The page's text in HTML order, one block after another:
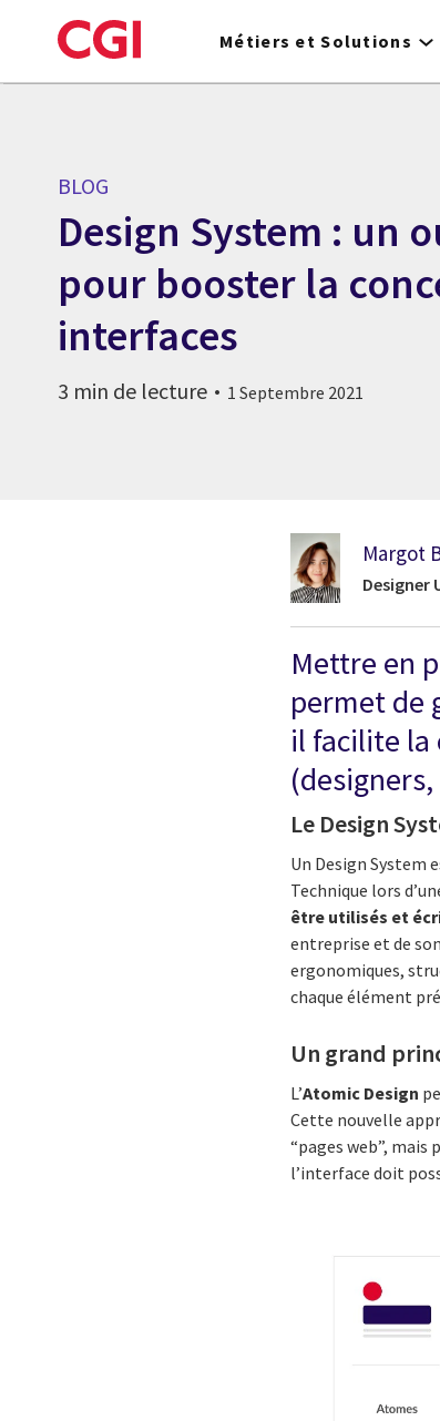
to
Métiers et Solutions
BLOG
Design System : un
pour booster la
interfaces
3 min de lecture 1 Septembre 2021
Margot
Designer
Mettre en
permet de
il facilite la
Le Design
Un Design System
Technique lors
être utilisés et
entreprise et de
ergonomiques,
chaque élément
Un grand
L’Atomic Design
Cette nouvelle
“pages web”,
l’interface doit